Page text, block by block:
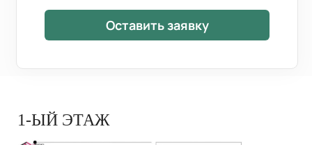
Оставить заявку
1-ЫЙ ЭТАЖ